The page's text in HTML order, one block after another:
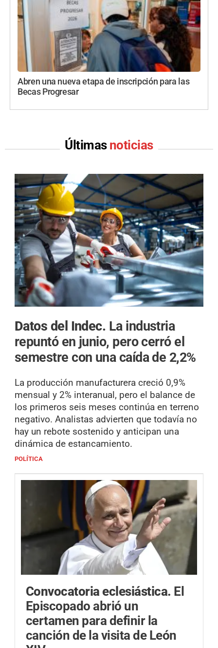
Abren una nueva etapa de inscripción para las
Becas Progresar
Últimas noticias
Datos del Indec. La industria
repuntó en junio, pero cerró el
semestre con una caída de 2,2%
La producción manufacturera creció 0,9%
mensual y 2% interanual, pero el balance de
los primeros seis meses continúa en terreno
negativo. Analistas advierten que todavía no
hay un rebote sostenido y anticipan una
dinámica de estancamiento.
POLÍTICA
Convocatoria eclesiástica. El
Episcopado abrió un
certamen para definir la
canción de la visita de León